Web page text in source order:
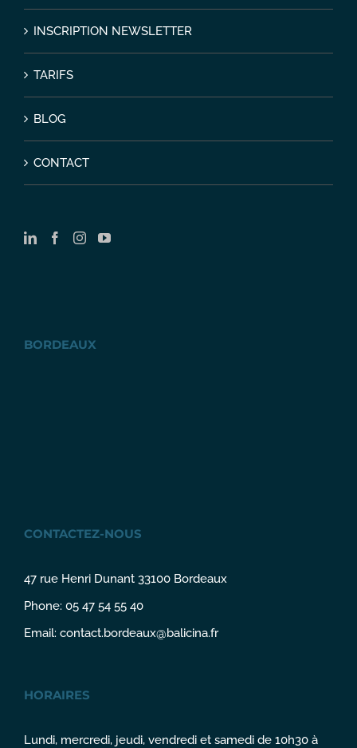
INSCRIPTION NEWSLETTER
TARIFS
BLOG
CONTACT
BORDEAUX
CONTACTEZ-NOUS
47 rue Henri Dunant 33100 Bordeaux
Phone: 05 47 54 55 40
Email: contact.bordeaux@balicina.fr
HORAIRES
Lundi, mercredi, jeudi, vendredi et samedi de 10h30 à